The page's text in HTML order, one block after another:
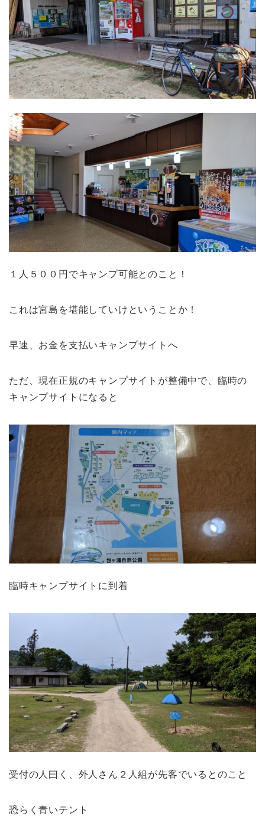
１人５００円でキャンプ可能とのこと！
これは宮島を堪能していけということか！
早速、お金を支払いキャンプサイトへ
ただ、現在正規のキャンプサイトが整備中で、臨時の
キャンプサイトになると
臨時キャンプサイトに到着
受付の人曰く、外人さん２人組が先客でいるとのこと
恐らく青いテント